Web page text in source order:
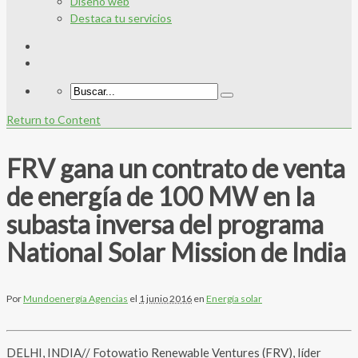
Destaca tu servicios
Return to Content
FRV gana un contrato de venta
de energía de 100 MW en la
subasta inversa del programa
National Solar Mission de India
PorMundoenergía Agencias el 1 junio 2016 en Energía solar
DELHI, INDIA// Fotowatio Renewable Ventures (FRV), líder